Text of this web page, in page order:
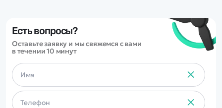
Есть вопросы?
Оставьте заявку и мы свяжемся с вами
в течении 10 минут